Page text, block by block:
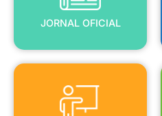
JORNAL OFICIAL
OFICINAS